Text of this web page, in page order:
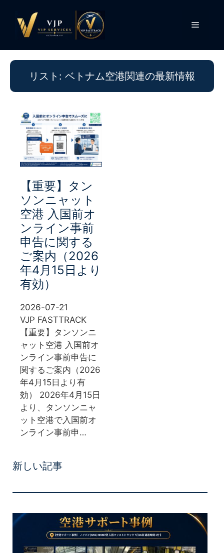
メ
リスト: ベトナム空港関連の最新情報
【重要】タン
ソンニャット
空港 入国前オ
ンライン事前
申告に関する
ご案内（2026
年4月15日より
有効）
2026-07-21
VJP FASTTRACK
【重要】タンソンニ
ャット空港 入国前オ
ンライン事前申告に
関するご案内（2026
年4月15日より有
効） 2026年4月15日
より、タンソンニャ
ット空港で入国前オ
ンライン事前申…
新しい記事